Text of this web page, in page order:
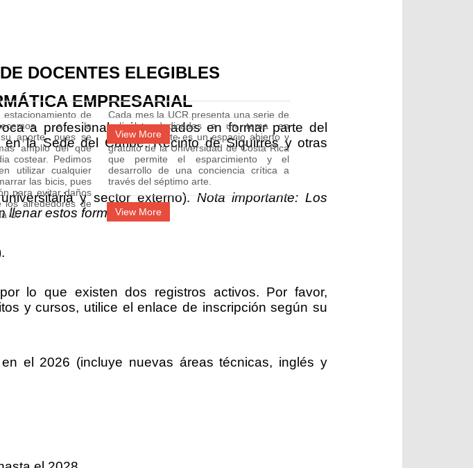
DOCENTES ELEGIBLES
EMPRESARIAL
a profesionales interesados en formar parte del
la Sede del Caribe, Recinto de Siquirres y otras
y sector externo). Nota importante: Los
llenar estos formularios.
lo que existen dos registros activos. Por favor,
y cursos, utilice el enlace de inscripción según su
el 2026 (incluye nuevas áreas técnicas, inglés y
de
a la
su aporte, pues se
amplio del que
costear. Pedimos
utilizar cualquier
las bicis, pues
para evitar daños
alrededores de
U.
Cada mes la UCR presenta una serie de
películas dedicadas a un tema en
específico, este es un espacio abierto y
gratuito de la Universidad de Costa Rica
que permite el esparcimiento y el
desarrollo de una conciencia crítica a
través del séptimo arte.
View More
View More